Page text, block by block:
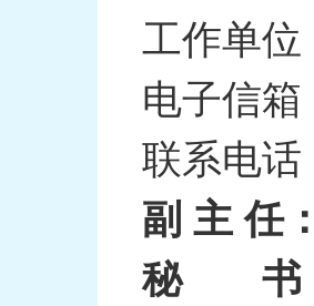
工作单
电子信
联系电
副 主 任
秘 书